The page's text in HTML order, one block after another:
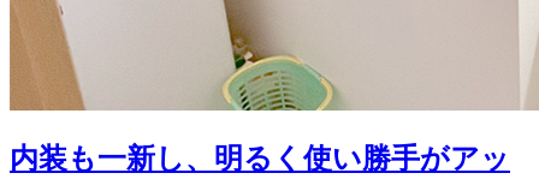
内装も一新し、明るく使い勝手がアッ